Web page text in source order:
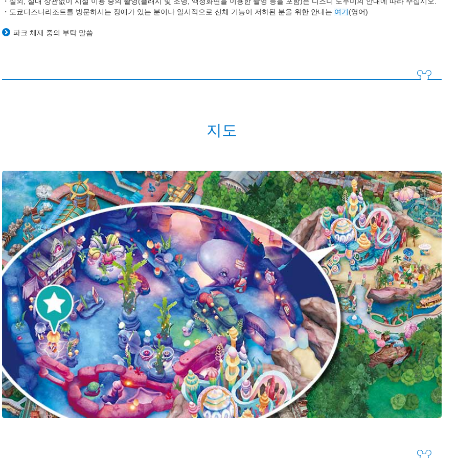
도쿄디즈니리조트를 방문하시는 장애가 있는 분이나 일시적으로 신체 기능이 저하된 분을 위한 안내는 여기(영어)
파크 체재 중의 부탁 말씀
지도